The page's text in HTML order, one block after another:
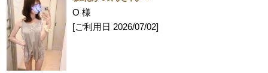
O 様
[ご利用日 2026/07/02]